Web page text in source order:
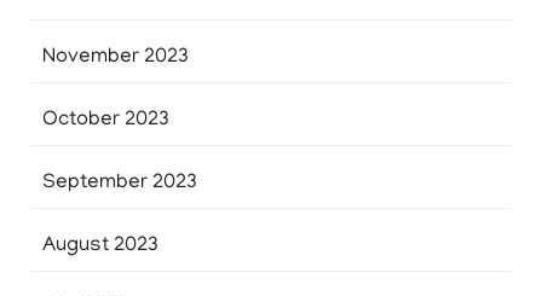
November 2023
October 2023
September 2023
August 2023